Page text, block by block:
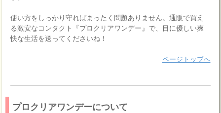
使い方をしっかり守ればまったく問題ありません。通販で買え
る激安なコンタクト『プロクリアワンデー』で、目に優しい爽
快な生活を送ってくださいね！
ページトップへ
プロクリアワンデーについて